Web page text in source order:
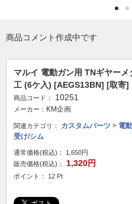
商品コメント作成中です
マルイ 電動ガン用 TNギヤー
工 (6ケ入) [AEGS13BN] [取寄]
商品コード： 10251
メーカー： KM企画
関連カテゴリ： カスタムパーツ > 電
受け/シム
通常価格(税込)：
1,650円
販売価格(税込)：
1,320円
ポイント： 12 Pt